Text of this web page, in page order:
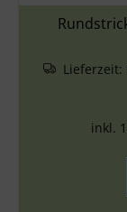
Lieferzeit:
inkl.